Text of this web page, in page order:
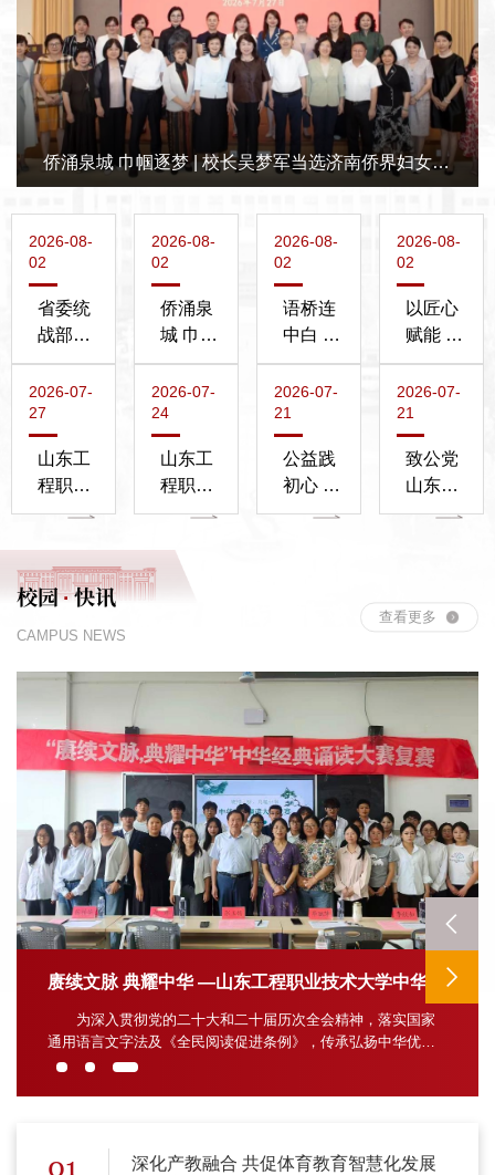
侨涌泉城 巾帼逐梦 | 校长吴梦军当选济南侨界妇女联合会首任...
2026-08-
02
省委统
战部党
员干部
到校参
观黄炎
培职业
教育思
想暨山
东职业
教...
2026-08-
02
侨涌泉
城 巾帼
逐梦 |
校长吴
梦军当
选济南
侨界妇
女联合
会首
任...
2026-08-
02
语桥连
中白 文
脉续情
谊 | 白
俄罗斯
代表团
到山东
工程职
业技
2026-08-
02
以匠心
赋能 |
山东工
程青年
学子三
下乡
（一）
2026-07-
27
山东工
程职业
技术大
护卫队
蝉联全
奖
2026-07-
24
山东工
程职业
技术大
思政党
党建
2026-07-
21
公益践
初心 人
道显担
报表
2026-07-
21
致公党
山东工
程职业
党员大
召开
校园·快讯
CAMPUS NEWS
查看更多
为深入贯彻党的二十大和二十届历次全会精神，落实国家
通用语言文字法及《全民阅读促进条例》，传承弘扬中华优秀
传统文化，提升师生语言文化素养，6月25日下午，山东工程职
01
深化产教融合 共促体育教育智慧化发展